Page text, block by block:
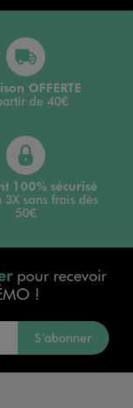
OFFERTE
de 40€
100% sécurisé
3X sans frais dès
50€
pour recevoir
!
S’abonner